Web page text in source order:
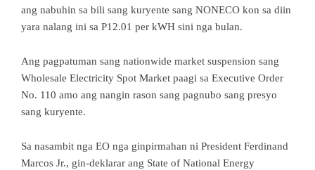
ang nabuhin sa bili sang kuryente sang NONECO kon sa diin
yara nalang ini sa P12.01 per kWH sini nga bulan.
Ang pagpatuman sang nationwide market suspension sang
Wholesale Electricity Spot Market paagi sa Executive Order
No. 110 amo ang nangin rason sang pagnubo sang presyo
sang kuryente.
Sa nasambit nga EO nga ginpirmahan ni President Ferdinand
Marcos Jr., gin-deklarar ang State of National Energy